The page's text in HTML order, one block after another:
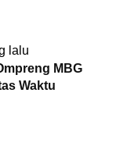
lalu
MBG
Waktu